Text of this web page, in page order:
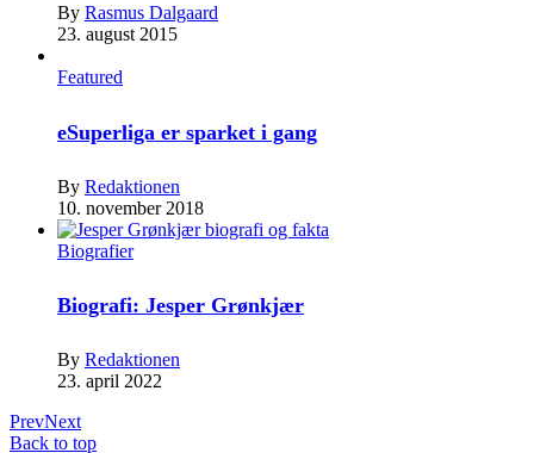
By Rasmus Dalgaard
23. august 2015
Featured
eSuperliga er sparket i gang
By Redaktionen
10. november 2018
Biografier
Biografi: Jesper Grønkjær
By Redaktionen
23. april 2022
PrevNext
Back to top